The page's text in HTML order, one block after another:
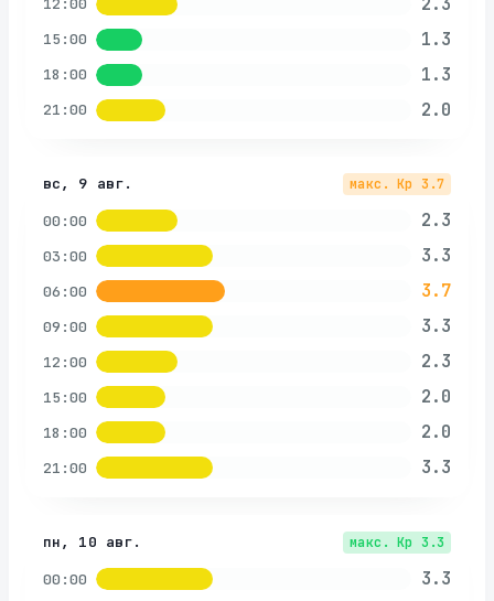
12:00
15:00 1.3
18:00 1.3
21:00 2.0
вс, 9 авг. макс. Kp 3.7
00:00 2.3
03:00 3.3
06:00 3.7
09:00 3.3
12:00 2.3
15:00 2.0
18:00 2.0
21:00 3.3
пн, 10 авг. макс. Kp 3.3
00:00 3.3